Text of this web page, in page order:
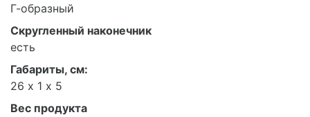
Г-образный
Скругленный наконечник
есть
Габариты, см:
26 х 1 х 5
Вес продукта